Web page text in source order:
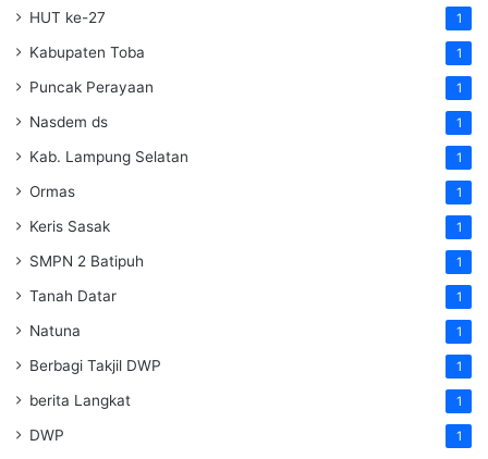
HUT ke-27 1
Kabupaten Toba 1
Puncak Perayaan 1
Nasdem ds 1
Kab. Lampung Selatan 1
Ormas 1
Keris Sasak 1
SMPN 2 Batipuh 1
Tanah Datar 1
Natuna 1
Berbagi Takjil DWP 1
berita Langkat 1
DWP 1